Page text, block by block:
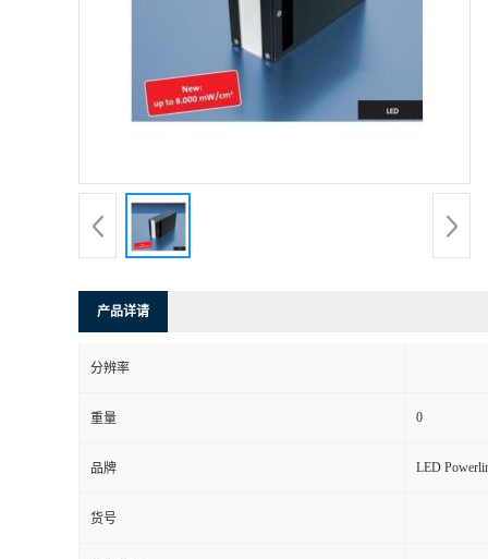
产品详请
分辨率
重量 0
品牌 LED
货号